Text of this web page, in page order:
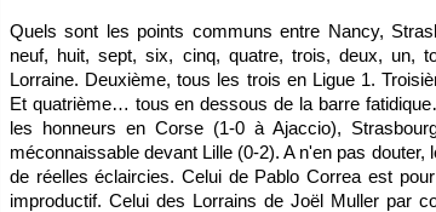
Quels sont les points communs entre Nancy,
neuf, huit, sept, six, cinq, quatre, trois, deux, un,
Lorraine. Deuxième, tous les trois en Ligue 1.
Et quatrième… tous en dessous de la barre
les honneurs en Corse (1-0 à Ajaccio),
méconnaissable devant Lille (0-2). A n'en pas douter,
de réelles éclaircies. Celui de Pablo Correa est
improductif. Celui des Lorrains de Joël Muller par